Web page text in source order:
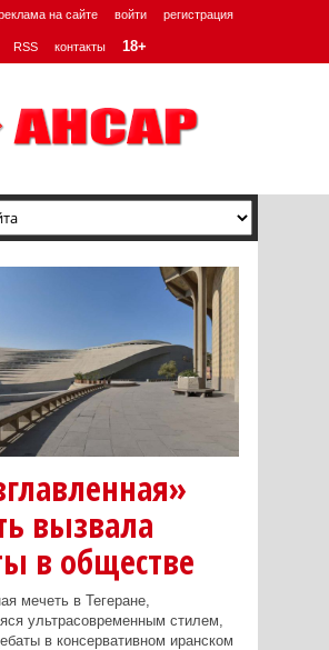
на сайте войти регистрация
RSS контакты 18+
вызвала
в обществе
мечеть в Тегеране,
ультрасовременным стилем,
в консервативном иранском